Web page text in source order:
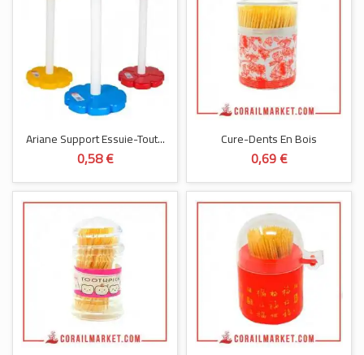
Ariane Support Essuie-Tout...
0,58 €
Cure-Dents En Bois
0,69 €